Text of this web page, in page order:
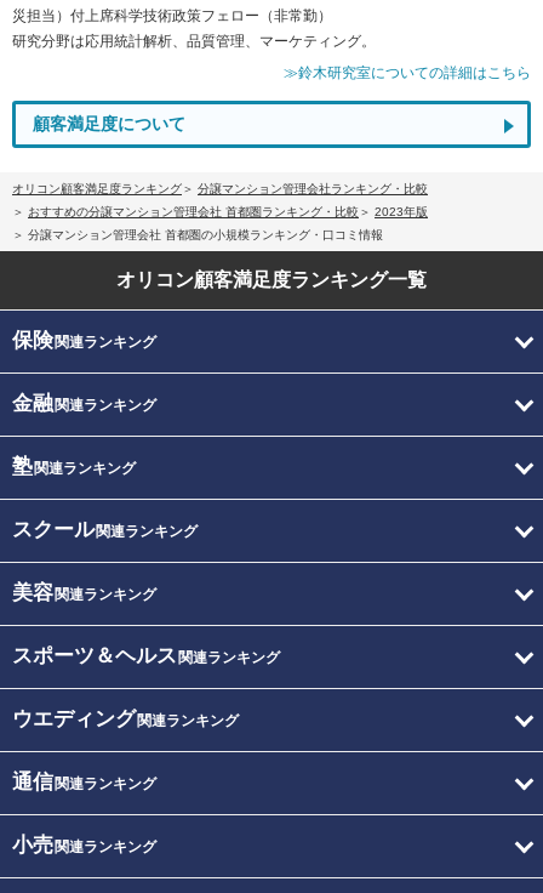
災担当）付上席科学技術政策フェロー（非常勤）
研究分野は応用統計解析、品質管理、マーケティング。
≫鈴木研究室についての詳細はこちら
顧客満足度について
オリコン顧客満足度ランキング
分譲マンション管理会社ランキング・比較
おすすめの分譲マンション管理会社 首都圏ランキング・比較
2023年版
分譲マンション管理会社 首都圏の小規模ランキング・口コミ情報
オリコン顧客満足度ランキング一覧
保険関連ランキング
金融関連ランキング
塾関連ランキング
スクール関連ランキング
美容関連ランキング
スポーツ＆ヘルス 関連ランキング
ウエディング関連ランキング
通信関連ランキング
小売関連ランキング